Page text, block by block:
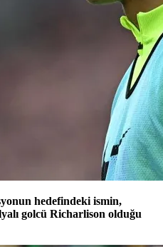
hedefindeki ismin,
golcü Richarlison olduğu